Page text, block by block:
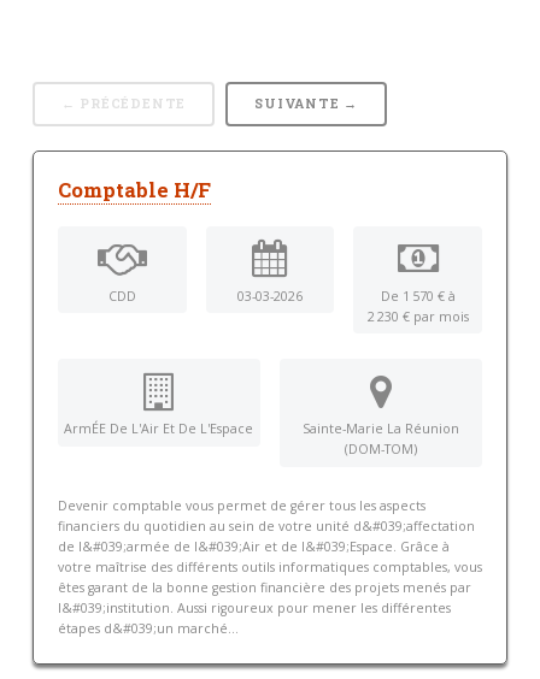
← PRÉCÉDENTE SUIVANTE →
Comptable H/F
CDD 03-03-2026
De 1 570 € à
2 230 € par mois
ArmÉE De L'Air Et De L'Espace
Sainte-Marie La Réunion
(DOM-TOM)
Devenir comptable vous permet de gérer tous les aspects
financiers du quotidien au sein de votre unité d&#039;affectation
de l&#039;armée de l&#039;Air et de l&#039;Espace. Grâce à
votre maîtrise des différents outils informatiques comptables, vous
êtes garant de la bonne gestion financière des projets menés par
l&#039;institution. Aussi rigoureux pour mener les différentes
étapes d&#039;un marché...